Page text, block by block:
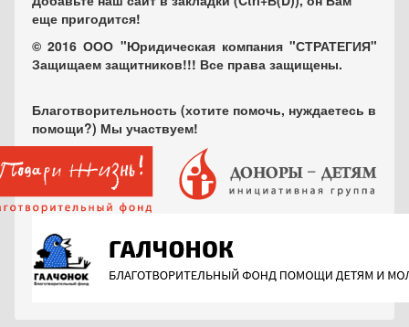
еще пригодится!
© 2016 ООО "Юридическая компания "СТРАТЕГИЯ"
Защищаем защитников!!! Все права защищены.
Благотворительность (хотите помочь, нуждаетесь в
помощи?) Мы участвуем!